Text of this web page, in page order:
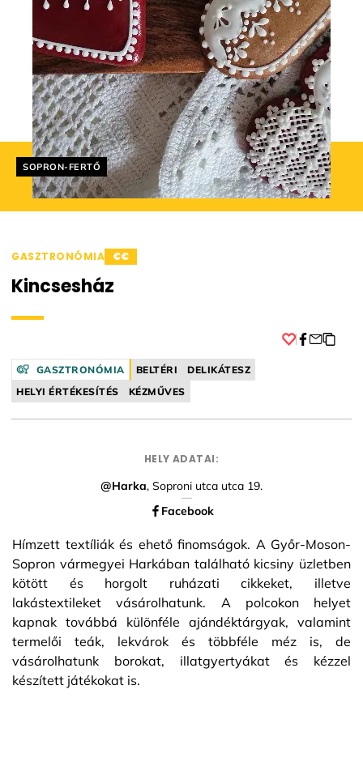
Helyszín címkék:
SOPRON-FERTŐ
GASZTRONÓMIA €€
Kincsesház
GASZTRONÓMIA BELTÉRI
DELIKÁTESZ
HELYI ÉRTÉKESÍTÉS
KÉZMŰVES
HELY ADATAI:
@Harka, Soproni utca utca 19.
Facebook
Hímzett textíliák és ehető finomságok. A Győr-Moson-
Sopron vármegyei Harkában található kicsiny üzletben
kötött és horgolt ruházati cikkeket, illetve
lakástextileket vásárolhatunk. A polcokon helyet
kapnak továbbá különféle ajándéktárgyak, valamint
termelői teák, lekvárok és többféle méz is, de
vásárolhatunk borokat, illatgyertyákat és kézzel
készített játékokat is.